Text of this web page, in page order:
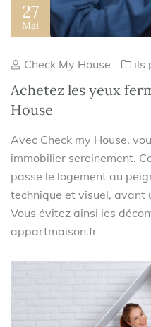
27
Mai
Check My House ils
Achetez les yeux
House
Avec Check my House,
immobilier sereinement.
passe le logement au
technique et visuel, avant
Vous évitez ainsi les
appartmaison.fr